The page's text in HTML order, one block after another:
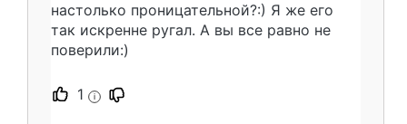
настолько проницательной?:) Я же его
так искренне ругал. А вы все равно не
поверили:)
1 i